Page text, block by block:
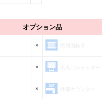
オプション品
×
×
×